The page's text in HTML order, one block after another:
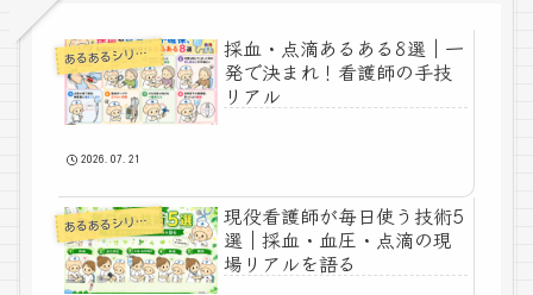
あ
るあるシリーズ
採血・点滴あるある8選｜一
発で決まれ！看護師の手技
リアル
2026.07.21
あ
るあるシリーズ
現役看護師が毎日使う技術5
選｜採血・血圧・点滴の現
場リアルを語る